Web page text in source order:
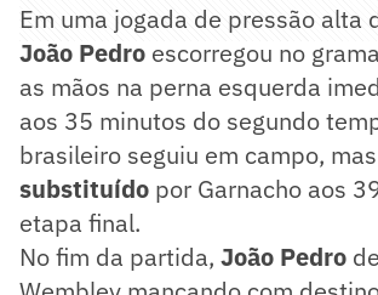
Em uma jogada de pressão alta
João Pedro escorregou no
as mãos na perna esquerda
aos 35 minutos do segundo
brasileiro seguiu em campo, mas
substituído por Garnacho aos
etapa final.
No fim da partida, João Pedro